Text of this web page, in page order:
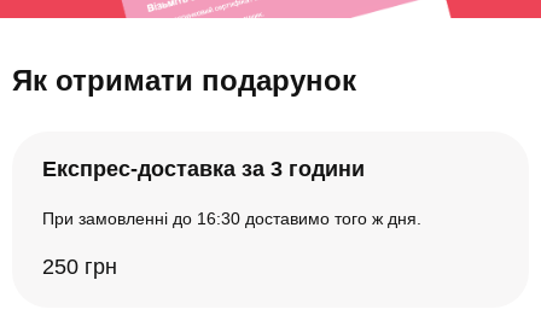
Як отримати подарунок
Експрес-доставка за 3 години
При замовленні до 16:30 доставимо того ж дня.
250 грн